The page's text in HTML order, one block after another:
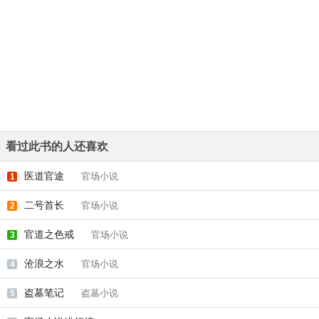
看过此书的人还喜欢
1 医道官途 官场小说
2 二号首长 官场小说
3 官道之色戒 官场小说
4 沧浪之水 官场小说
5 盗墓笔记 盗墓小说